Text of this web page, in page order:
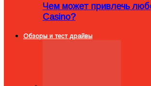
Чем может привлечь
Casino?
Обзоры и тест драйвы